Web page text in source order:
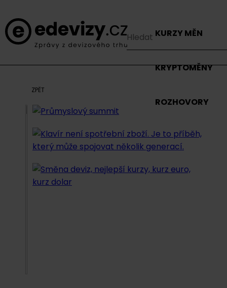
KURZY MĚN
KRYPTOMĚNY
ROZHOVORY
ZPĚT